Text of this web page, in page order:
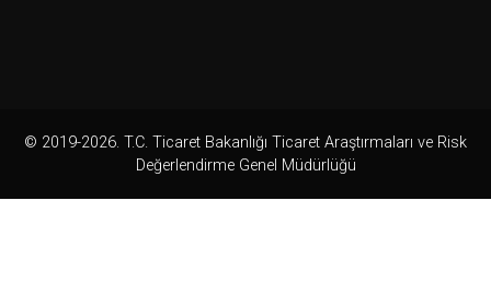
© 2019-2026. T.C. Ticaret Bakanlığı Ticaret Araştırmaları ve Risk
Değerlendirme Genel Müdürlüğü